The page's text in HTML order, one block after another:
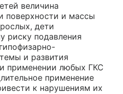
величина
поверхности и массы
дети
риску подавления
и развития
применении любых ГКС
применение
к нарушениям их